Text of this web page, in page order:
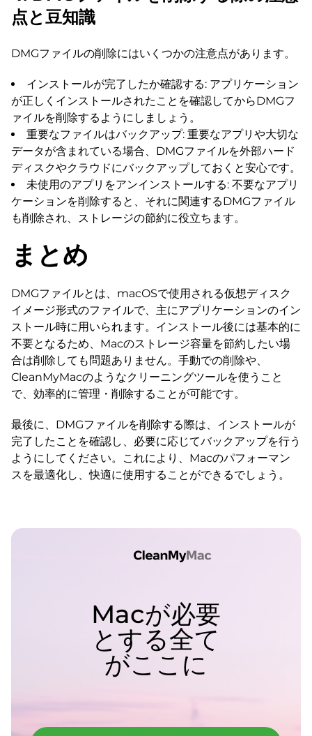
点と豆知識
DMGファイルの削除にはいくつかの注意点があります。
インストールが完了したか確認する: アプリケーション
が正しくインストールされたことを確認してからDMGフ
ァイルを削除するようにしましょう。
重要なファイルはバックアップ: 重要なアプリや大切な
データが含まれている場合、DMGファイルを外部ハード
ディスクやクラウドにバックアップしておくと安心です。
未使用のアプリをアンインストールする: 不要なアプリ
ケーションを削除すると、それに関連するDMGファイル
も削除され、ストレージの節約に役立ちます。
まとめ
DMGファイルとは、macOSで使用される仮想ディスク
イメージ形式のファイルで、主にアプリケーションのイン
ストール時に用いられます。インストール後には基本的に
不要となるため、Macのストレージ容量を節約したい場
合は削除しても問題ありません。手動での削除や、
CleanMyMacのようなクリーニングツールを使うこと
で、効率的に管理・削除することが可能です。
最後に、DMGファイルを削除する際は、インストールが
完了したことを確認し、必要に応じてバックアップを行う
ようにしてください。これにより、Macのパフォーマン
スを最適化し、快適に使用することができるでしょう。
Macが必要
とする全て
がここに